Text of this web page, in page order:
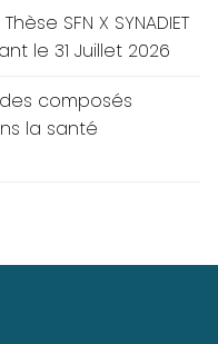
SFN X SYNADIET
le 31 Juillet 2026
composés
la santé